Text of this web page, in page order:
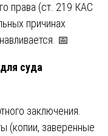
права (ст. 219 КАС
причинах
📅
суда
заключения.
(копии, заверенные